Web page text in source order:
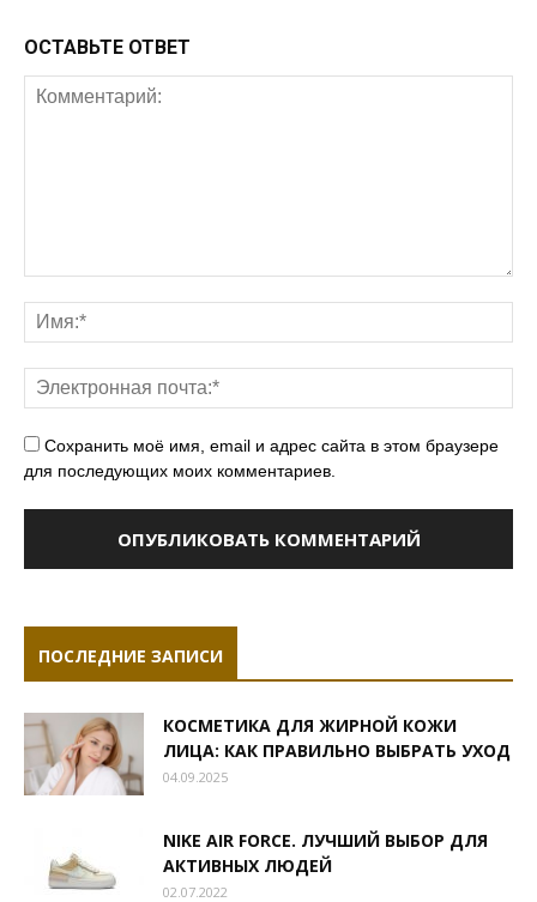
ОСТАВЬТЕ ОТВЕТ
Сохранить моё имя, email и адрес сайта в этом браузере
для последующих моих комментариев.
ПОСЛЕДНИЕ ЗАПИСИ
КОСМЕТИКА ДЛЯ ЖИРНОЙ КОЖИ
ЛИЦА: КАК ПРАВИЛЬНО ВЫБРАТЬ УХОД
04.09.2025
NIKE AIR FORCE. ЛУЧШИЙ ВЫБОР ДЛЯ
АКТИВНЫХ ЛЮДЕЙ
02.07.2022